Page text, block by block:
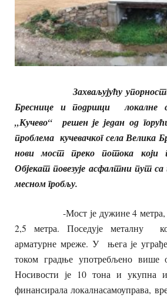
Захваљујућу упорности
Бреснице и подршци локалне
„Кучево“ решен је један од
проблема кучевачког села Велика
нови мост преко потока који
Објекат повезује асфалтни пут
месном гробљу.
-Мост је дужине 4 метра,
2,5 метра. Поседује металну
арматурне мреже. У њега је
током градње употребљено више
Носивости је 10 тона и укупна
финансирала локалнасамоуправа,